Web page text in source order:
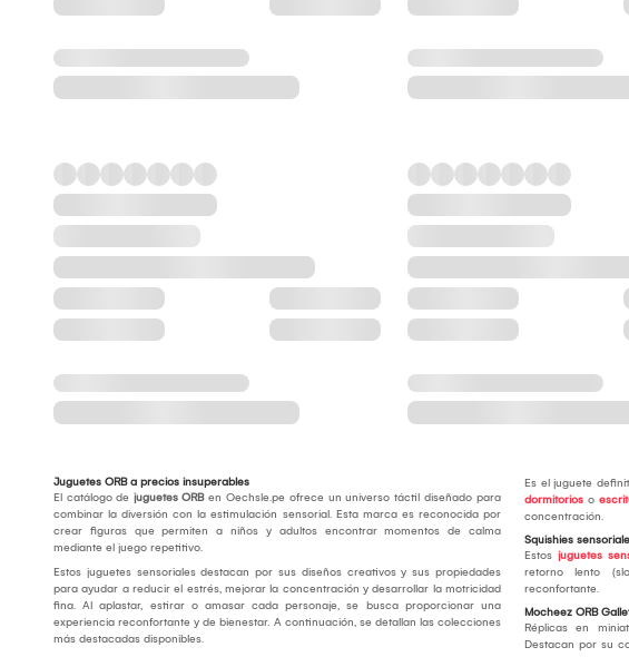
Juguetes ORB a precios insuperables
El catálogo de juguetes ORBen Oechsle.pe ofrece un universo táctil diseñado para
combinar la diversión con la estimulación sensorial. Esta marca es reconocida por
crear figuras que permiten a niños y adultos encontrar momentos de calma
mediante el juego repetitivo.
Estos juguetes sensoriales destacan por sus diseños creativos y sus propiedades
para ayudar a reducir el estrés, mejorar la concentración y desarrollar la motricidad
fina. Al aplastar, estirar o amasar cada personaje, se busca proporcionar una
experiencia reconfortante y de bienestar. A continuación, se detallan las colecciones
más destacadas disponibles.
Es el juguete
dormitorioso
concentración.
Squishies
Estos juguetes
retorno lento
reconfortante.
Mocheez ORB
Réplicas en
Destacan por su